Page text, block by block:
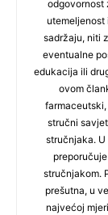
odgovornost
sadržaju, niti
eventualne
edukacija ili
ovom
stručni
stručnjaka.
stručnjakom.
prešutna, u
najvećoj